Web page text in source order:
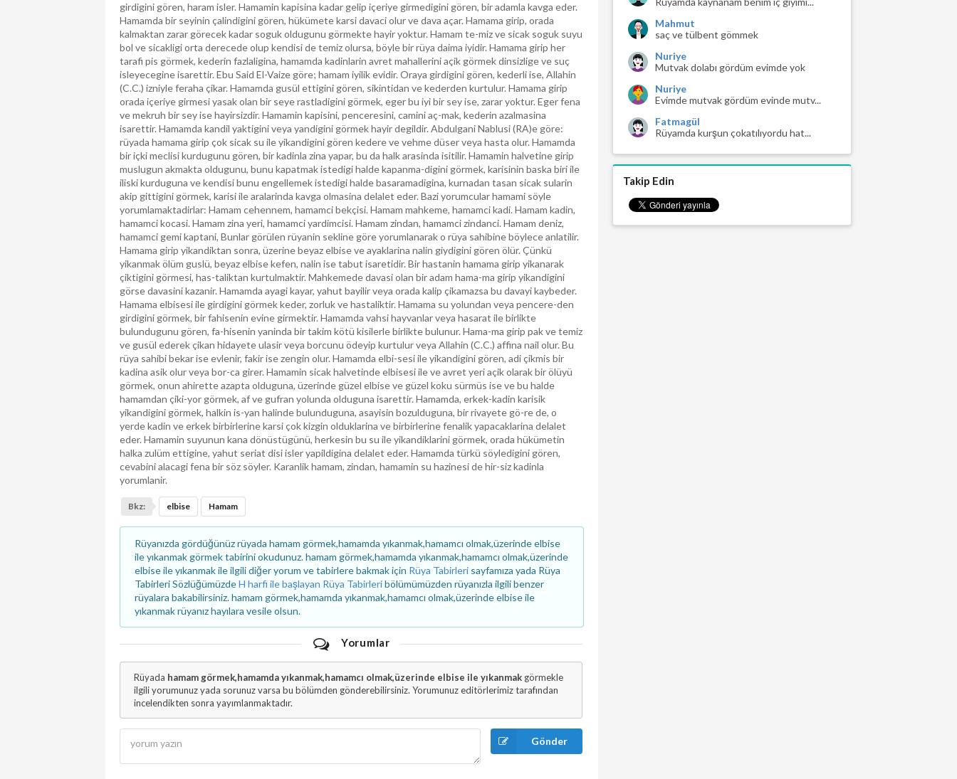
girdigini gören, haram isler. Hamamin kapisina kadar gelip içeriye girmedigini gören, bir adamla kavga eder.
Hamamda bir seyinin çalindigini gören, hükümete karsi davaci olur ve dava açar. Hamama girip, orada
kalmaktan zarar görecek kadar soguk oldugunu görmekte hayir yoktur. Hamam te-miz ve sicak soguk suyu
bol ve sicakligi orta derecede olup kendisi de temiz olursa, böyle bir rüya daima iyidir. Hamama girip her
tarafi pis görmek, kederin fazlaligina, hamamda kadinlarin avret mahallerini açik görmek dinsizlige ve suç
isleyecegine isarettir. Ebu Said El-Vaize göre; hamam iyilik evidir. Oraya girdigini gören, kederli ise, Allahin
(C.C.) izniyle feraha çikar. Hamamda gusül ettigini gören, sikintidan ve kederden kurtulur. Hamama girip
orada içeriye girmesi yasak olan bir seye rastladigini görmek, eger bu iyi bir sey ise, zarar yoktur. Eger fena
ve mekruh bir sey ise hayirsizdir. Hamamin kapisini, penceresini, camini aç-mak, kederin azalmasina
isarettir. Hamamda kandil yaktigini veya yandigini görmek hayir degildir. Abdulgani Nablusi (RA)e göre:
rüyada hamama girip çok sicak su ile yikandigini gören kedere ve vehme düser veya hasta olur. Hamamda
bir içki meclisi kurdugunu gören, bir kadinla zina yapar, bu da halk arasinda isitilir. Hamamin halvetine girip
muslugun akmakta oldugunu, bunu kapatmak istedigi halde kapanma-digini görmek, karisinin baska biri ile
iliski kurduguna ve kendisi bunu engellemek istedigi halde basaramadigina, kurnadan tasan sicak sularin
akip gittigini görmek, karisi ile aralarinda kavga olmasina delalet eder. Bazi yorumcular hamami söyle
yorumlamaktadirlar: Hamam cehennem, hamamci bekçisi. Hamam mahkeme, hamamci kadi. Hamam kadin,
hamamci kocasi. Hamam zina yeri, hamamci yardimcisi. Hamam zindan, hamamci zindanci. Hamam deniz,
hamamci gemi kaptani, Bunlar görülen rüyanin sekline göre yorumlanarak o rüya sahibine böylece anlatilir.
Hamama girip yikandiktan sonra, üzerine beyaz elbise ve ayaklarina nalin giydigini gören ölür. Çünkü
yikanmak ölüm guslü, beyaz elbise kefen, nalin ise tabut isaretidir. Bir hastanin hamama girip yikanarak
çiktigini görmesi, has-taliktan kurtulmaktir. Mahkemede davasi olan bir adam hama-ma girip yikandigini
görse davasini kazanir. Hamamda ayagi kayar, yahut bayilir veya orada kalip çikamazsa bu davayi kaybeder.
Hamama elbisesi ile girdigini görmek keder, zorluk ve hastaliktir. Hamama su yolundan veya pencere-den
girdigini görmek, bir fahisenin evine girmektir. Hamamda vahsi hayvanlar veya hasarat ile birlikte
bulundugunu gören, fa-hisenin yaninda bir takim kötü kisilerle birlikte bulunur. Hama-ma girip pak ve temiz
ve gusül ederek çikan hidayete ulasir veya borcunu ödeyip kurtulur veya Allahin (C.C.) affina nail olur. Bu
rüya sahibi bekar ise evlenir, fakir ise zengin olur. Hamamda elbi-sesi ile yikandigini gören, adi çikmis bir
kadina asik olur veya bor-ca girer. Hamamin sicak halvetinde elbisesi ile ve avret yeri açik olarak bir ölüyü
görmek, onun ahirette azapta olduguna, üzerinde güzel elbise ve güzel koku sürmüs ise ve bu halde
hamamdan çiki-yor görmek, af ve gufran yolunda olduguna isarettir. Hamamda, erkek-kadin karisik
yikandigini görmek, halkin is-yan halinde bulunduguna, asayisin bozulduguna, bir rivayete gö-re de, o
yerde kadin ve erkek birbirlerine karsi çok kizgin olduklarina ve birbirlerine fenalik yapacaklarina delalet
eder. Hamamin suyunun kana dönüstügünü, herkesin bu su ile yikandiklarini görmek, orada hükümetin
halka zulüm ettigine, yahut seriat disi isler yapildigina delalet eder. Hamamda türkü söyledigini gören,
cevabini alacagi fena bir söz söyler. Karanlik hamam, zindan, hamamin su hazinesi de hir-siz kadinla
yorumlanir.
Bkz: elbise Hamam
Rüyanızda gördüğünüz rüyada hamam görmek,hamamda yıkanmak,hamamcı olmak,üzerinde elbise
ile yıkanmak görmek tabirini okudunuz. hamam görmek,hamamda yıkanmak,hamamcı olmak,üzerinde
elbise ile yıkanmak ile ilgili diğer yorum ve tabirlere bakmak için Rüya Tabirleri sayfamıza yada Rüya
Tabirleri SözlüğümüzdeH harfi ile başlayan Rüya Tabirleribölümümüzden rüyanızla ilgili benzer
rüyalara bakabilirsiniz. hamam görmek,hamamda yıkanmak,hamamcı olmak,üzerinde elbise ile
yıkanmak rüyanız hayılara vesile olsun.
Yorumlar
Rüyada hamam görmek,hamamda yıkanmak,hamamcı olmak,üzerinde elbise ile yıkanmakgörmekle
ilgili yorumunuz yada sorunuz varsa bu bölümden gönderebilirsiniz. Yorumunuz editörlerimiz tarafından
incelendikten sonra yayımlanmaktadır.
Gönder
Mahmut
saç ve tülbent gömmek
Nuriye
Mutvak dolabı gördüm evimde yok
Nuriye
Evimde mutvak gördüm evinde mutv...
Fatmagül
Rüyamda kurşun çokatılıyordu hat...
Takip Edin